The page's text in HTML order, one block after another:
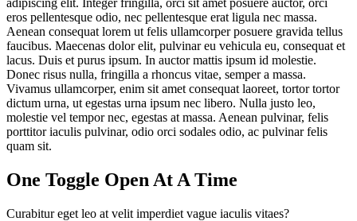
eros pellentesque odio, nec pellentesque erat ligula nec massa.
Aenean consequat lorem ut felis ullamcorper posuere gravida tellus
faucibus. Maecenas dolor elit, pulvinar eu vehicula eu, consequat et
lacus. Duis et purus ipsum. In auctor mattis ipsum id molestie.
Donec risus nulla, fringilla a rhoncus vitae, semper a massa.
Vivamus ullamcorper, enim sit amet consequat laoreet, tortor tortor
dictum urna, ut egestas urna ipsum nec libero. Nulla justo leo,
molestie vel tempor nec, egestas at massa. Aenean pulvinar, felis
porttitor iaculis pulvinar, odio orci sodales odio, ac pulvinar felis
quam sit.
One Toggle Open At A Time
Curabitur eget leo at velit imperdiet vague iaculis vitaes?